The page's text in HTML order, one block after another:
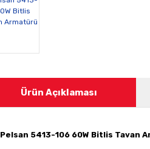
Ürün Açıklaması
Pelsan 5413-106 60W Bitlis Tavan